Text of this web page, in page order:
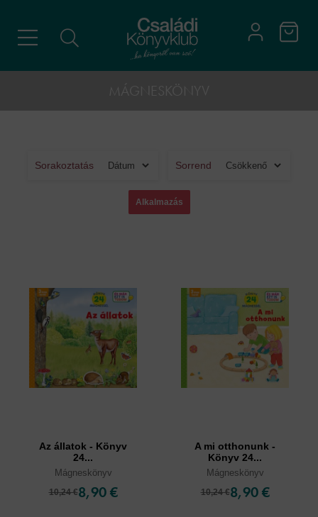
Sorakoztatás Sorrend
Az állatok - Könyv
24...
Mágneskönyv
10,24 €8,90 €
A mi otthonunk -
Könyv 24...
Mágneskönyv
10,24 €8,90 €